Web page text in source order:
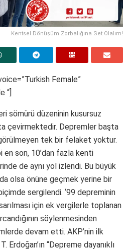
Kentsel Dönüşüm Zorbalığına Set Olalım!
Female”
“]
sömürü düzeninin kusursuz
çevirmektedir. Depremler başta
tek bir felaket yoktur.
en son, 10’dan fazla kenti
de aynı yol izlendi. Bu büyük
da olsa önüne geçmek yerine bir
sergilendi. ‘99 depreminin
sarılması için ek vergilerle toplanan
söylenmesinden
devam etti. AKP’nin ilk
Erdoğan’ın “Depreme dayanıklı